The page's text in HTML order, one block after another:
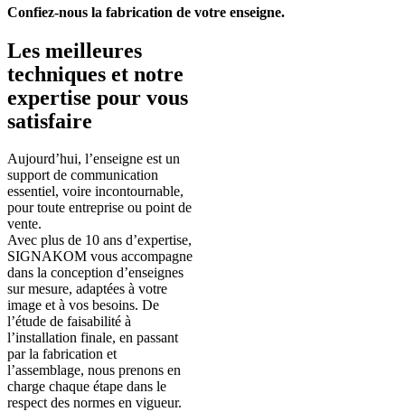
Confiez-nous la fabrication de votre enseigne.
Les meilleures
techniques et notre
expertise pour vous
satisfaire
Aujourd’hui, l’enseigne est un
support de communication
essentiel, voire incontournable,
pour toute entreprise ou point de
vente.
Avec plus de 10 ans d’expertise,
SIGNAKOM vous accompagne
dans la conception d’enseignes
sur mesure, adaptées à votre
image et à vos besoins. De
l’étude de faisabilité à
l’installation finale, en passant
par la fabrication et
l’assemblage, nous prenons en
charge chaque étape dans le
respect des normes en vigueur.